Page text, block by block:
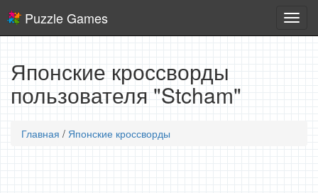
игры
Puzzle Games
Японские кроссворды
пользователя "Stcham"
Главная / Японские кроссворды